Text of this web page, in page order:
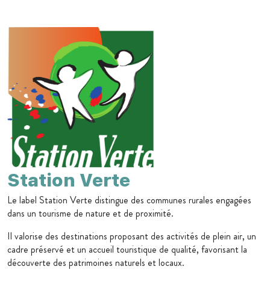
Station Verte
Le label Station Verte distingue des communes rurales engagées
dans un tourisme de nature et de proximité.
Il valorise des destinations proposant des activités de plein air, un
cadre préservé et un accueil touristique de qualité, favorisant la
découverte des patrimoines naturels et locaux.